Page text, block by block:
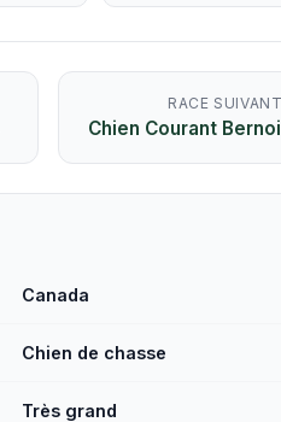
RACE
Chien Courant
Canada
Chien de chasse
Très grand